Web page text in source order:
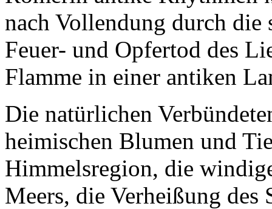
nach Vollendung durch die
Feuer- und Opfertod des
Flamme in einer antiken
Die natürlichen
heimischen Blumen und
Himmelsregion, die
Meers, die Verheißung